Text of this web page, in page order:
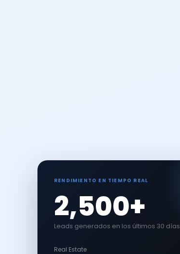
RENDIMIENTO EN TIEMPO REAL
2,500+
Leads generados en los últimos 30 días
Real Estate